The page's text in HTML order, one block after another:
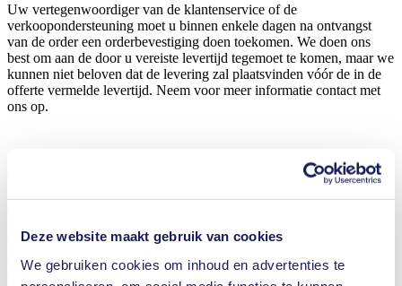
Deze website maakt gebruik van cookies
We gebruiken cookies om inhoud en advertenties te
Uw vertegenwoordiger van de klantenservice of de
verkoopondersteuning moet u binnen enkele dagen na ontvangst
van de order een orderbevestiging doen toekomen. We doen ons
best om aan de door u vereiste levertijd tegemoet te komen, maar we
kunnen niet beloven dat de levering zal plaatsvinden vóór de in de
offerte vermelde levertijd. Neem voor meer informatie contact met
ons op.
We hebben wereldwijd naam gemaakt als een leverancier van
oplossingen die gespecialiseerd is in de ontwikkeling, het ontwerp,
de productie en de distributie van membraanpompen, systemen voor